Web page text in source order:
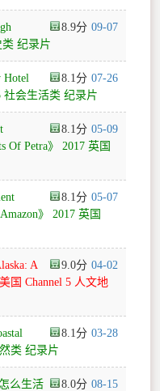
8.9 09-07
类 纪录片
8.1 07-26
Hotel
社会生活类 纪录片
8.1 05-09
Of Petra》 2017 英国
8.1 05-07
》 2017 英国
9.0 04-02
A
国 Channel 5 人文地
8.1 03-28
类 纪录片
8.0 08-15
么生活